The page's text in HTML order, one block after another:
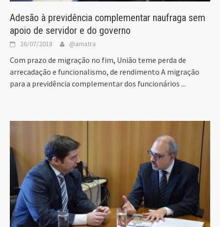
Adesão à previdência complementar naufraga sem
apoio de servidor e do governo
26/07/2018 @amatra
Com prazo de migração no fim, União teme perda de
arrecadação e funcionalismo, de rendimento A migração
para a previdência complementar dos funcionários ...